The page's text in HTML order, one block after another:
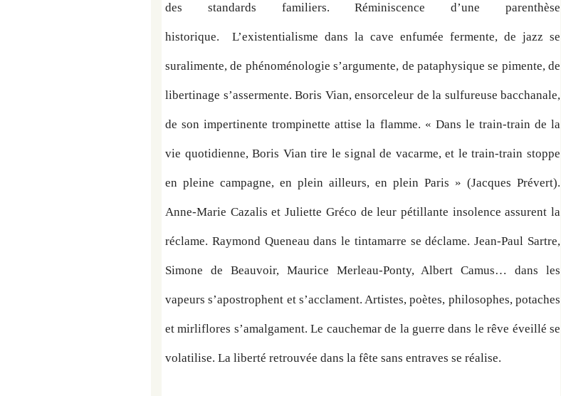
des standards familiers. Réminiscence d’une parenthèse
historique.  L’existentialisme dans la cave enfumée fermente, de jazz se
suralimente, de phénoménologie s’argumente, de pataphysique se pimente, de
libertinage s’assermente. Boris Vian, ensorceleur de la sulfureuse bacchanale,
de son impertinente trompinette attise la flamme. « Dans le train-train de la
vie quotidienne, Boris Vian tire le signal de vacarme, et le train-train stoppe
en pleine campagne, en plein ailleurs, en plein Paris » (Jacques Prévert).
Anne-Marie Cazalis et Juliette Gréco de leur pétillante insolence assurent la
réclame. Raymond Queneau dans le tintamarre se déclame. Jean-Paul Sartre,
Simone de Beauvoir, Maurice Merleau-Ponty, Albert Camus… dans les
vapeurs s’apostrophent et s’acclament. Artistes, poètes, philosophes, potaches
et mirliflores s’amalgament. Le cauchemar de la guerre dans le rêve éveillé se
volatilise. La liberté retrouvée dans la fête sans entraves se réalise.